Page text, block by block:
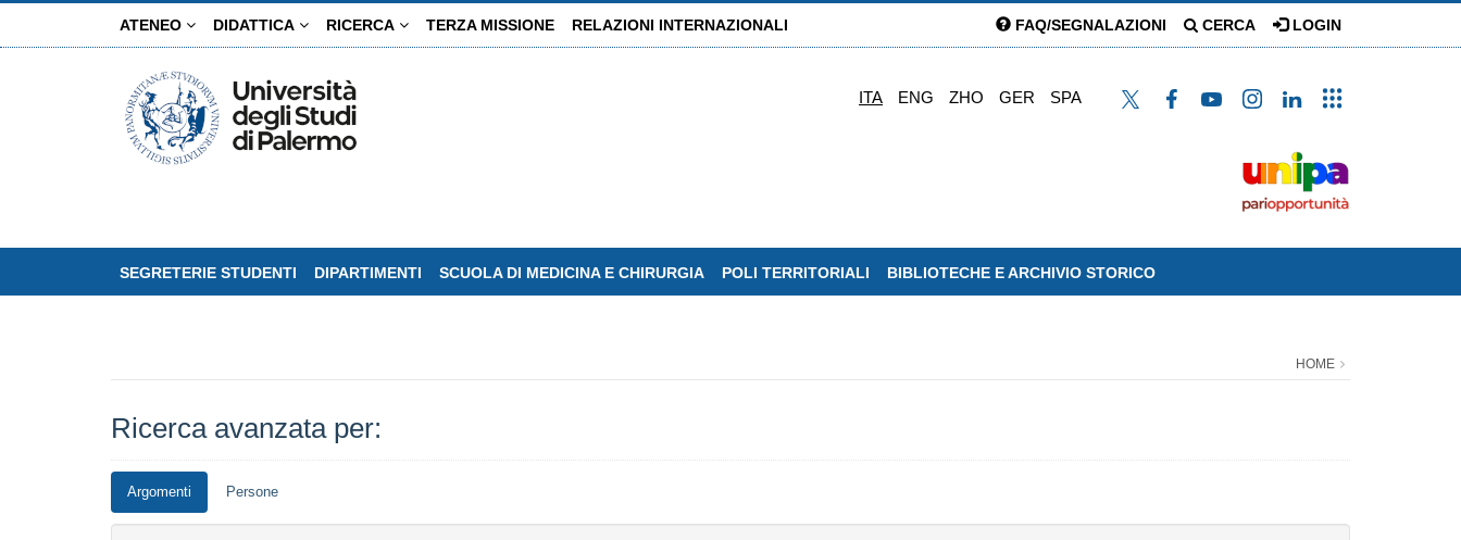
ATENEO DIDATTICA RICERCA TERZA MISSIONE RELAZIONI INTERNAZIONALI FAQ/SEGNALAZIONI CERCA LOGIN
ITA ENG ZHO GER SPA
SEGRETERIE STUDENTI DIPARTIMENTI SCUOLA DI MEDICINA E CHIRURGIA POLI TERRITORIALI BIBLIOTECHE E ARCHIVIO STORICO
HOME
Ricerca avanzata per:
Argomenti Persone